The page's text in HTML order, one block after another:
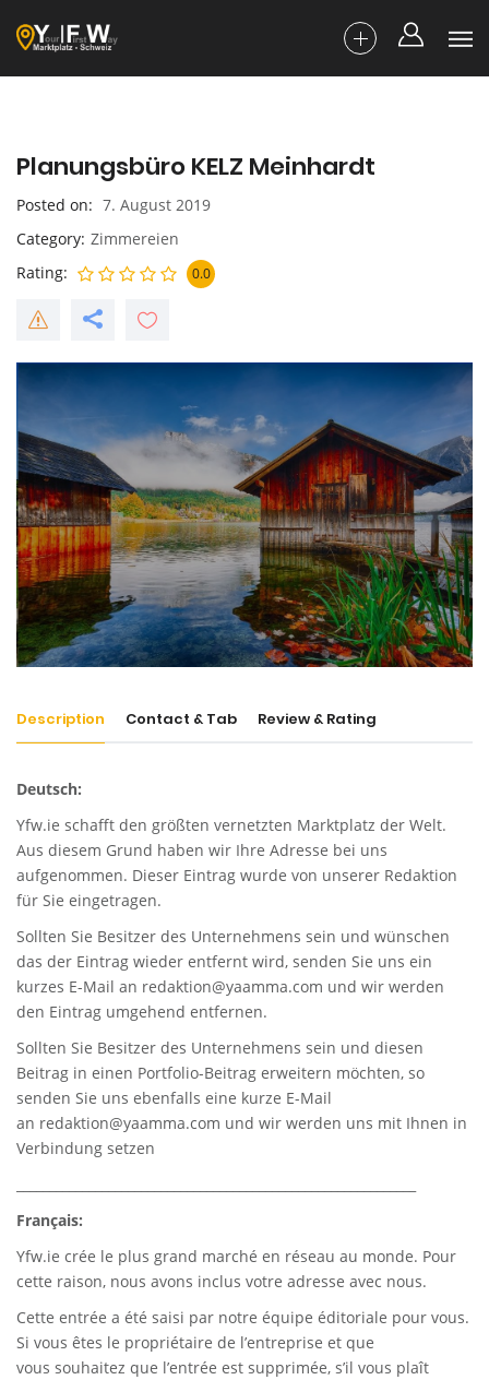
Planungsbüro KELZ Meinhardt
Posted on
7. August 2019
Category Zimmereien
Rating
0.0
Description Contact & Tab Review & Rating
Deutsch:
Yfw.ie schafft den größten vernetzten Marktplatz der Welt.
Aus diesem Grund haben wir Ihre Adresse bei uns
aufgenommen. Dieser Eintrag wurde von unserer Redaktion
für Sie eingetragen.
Sollten Sie Besitzer des Unternehmens sein und wünschen
das der Eintrag wieder entfernt wird, senden Sie uns ein
kurzes E-Mail an redaktion@yaamma.com und wir werden
den Eintrag umgehend entfernen.
Sollten Sie Besitzer des Unternehmens sein und diesen
Beitrag in einen Portfolio-Beitrag erweitern möchten, so
senden Sie uns ebenfalls eine kurze E-Mail
an redaktion@yaamma.com und wir werden uns mit Ihnen in
Verbindung setzen
Français:
Yfw.ie crée le plus grand marché en réseau au monde. Pour
cette raison, nous avons inclus votre adresse avec nous.
Cette entrée a été saisi par notre équipe éditoriale pour vous.
Si vous êtes le propriétaire de l’entreprise et que
vous souhaitez que l’entrée est supprimée, s’il vous plaît